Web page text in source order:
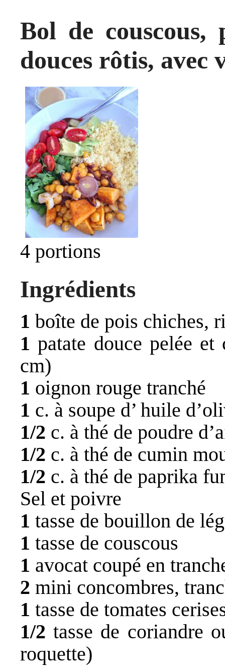
Bol de couscous,
douces rôtis,
4 portions
Ingrédients
1 boîte de pois chiches,
1 patate douce pelée
cm)
1 oignon rouge tranché
1 c. à soupe d’ huile
1/2 c. à thé de poudre
1/2 c. à thé de cumin
1/2 c. à thé de paprika
Sel et poivre
1 tasse de bouillon de
1 tasse de couscous
1 avocat coupé en
2 mini concombres,
1 tasse de tomates
1/2 tasse de coriandre
roquette)